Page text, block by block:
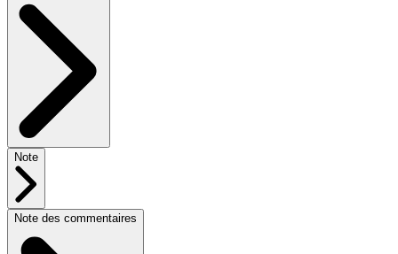
Note
Note des commentaires